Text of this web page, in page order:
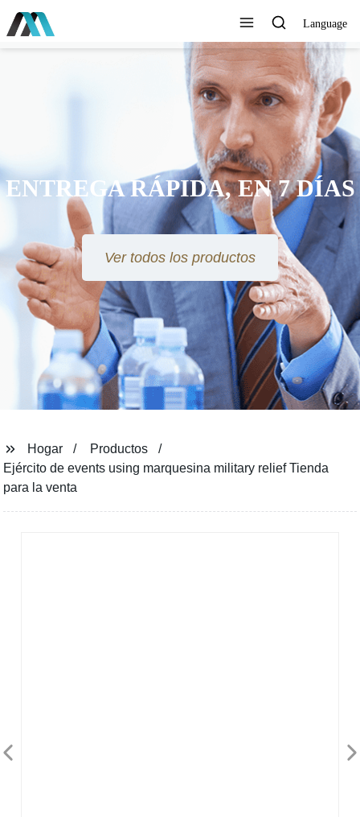
Language
ENTREGA RÁPIDA, EN 7 DÍAS
Ver todos los productos
Hogar
Productos
Ejército de events using marquesina military relief Tienda
para la venta